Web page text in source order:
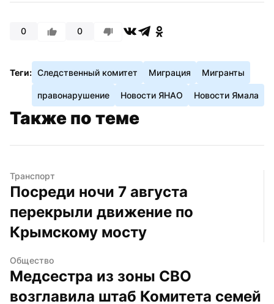
0 0
Теги: Следственный комитет Миграция Мигранты
правонарушение Новости ЯНАО Новости Ямала
Также по теме
Транспорт
Посреди ночи 7 августа
перекрыли движение по
Крымскому мосту
Общество
Медсестра из зоны СВО
возглавила штаб Комитета семей